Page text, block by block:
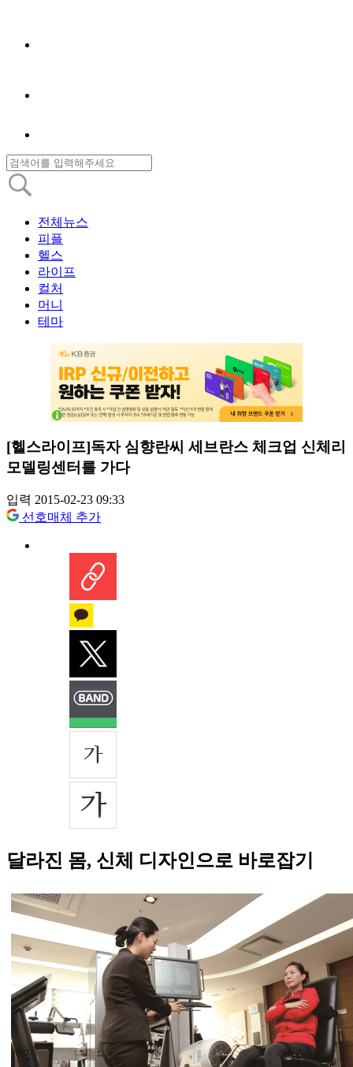
전체뉴스
피플
헬스
라이프
컬처
머니
테마
[헬스라이프]독자 심향란씨 세브란스 체크업 신체리
모델링센터를 가다
입력 2015-02-23 09:33
선호매체 추가
달라진 몸, 신체 디자인으로 바로잡기